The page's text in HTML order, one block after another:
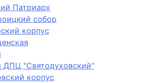
Патриарх
собор
корпус
ДПЦ "Святодуховский"
корпус